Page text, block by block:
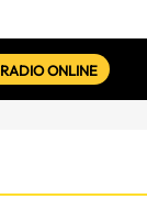
RADIO ONLINE